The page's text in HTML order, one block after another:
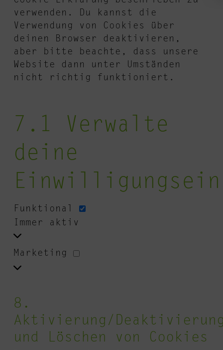
verwenden. Du kannst die
Verwendung von Cookies über
deinen Browser deaktivieren,
aber bitte beachte, dass unsere
Website dann unter Umständen
nicht richtig funktioniert.
7.1 Verwalte
deine
Funktional
Funktional
Immer aktiv
Marketing
Marketing
8.
Aktivierung/
und Löschen von Cookies